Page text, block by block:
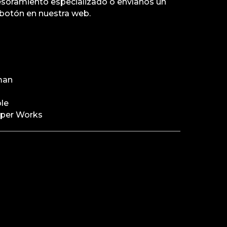
especializado o envíanos un
en nuestra web.
Works